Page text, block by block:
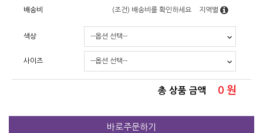
배송비 (조건) 배송비를 확인하세요 지역별
색상
사이즈
총 상품 금액 0 원
바로주문하기